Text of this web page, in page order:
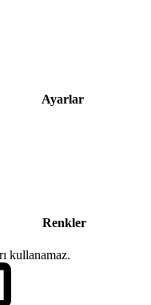
Ayarlar
Renkler
kullanamaz.